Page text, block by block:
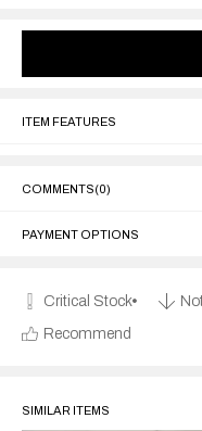
ITEM FEATURES
COMMENTS(0)
PAYMENT OPTIONS
Critical Stock
Recommend
SIMILAR ITEMS